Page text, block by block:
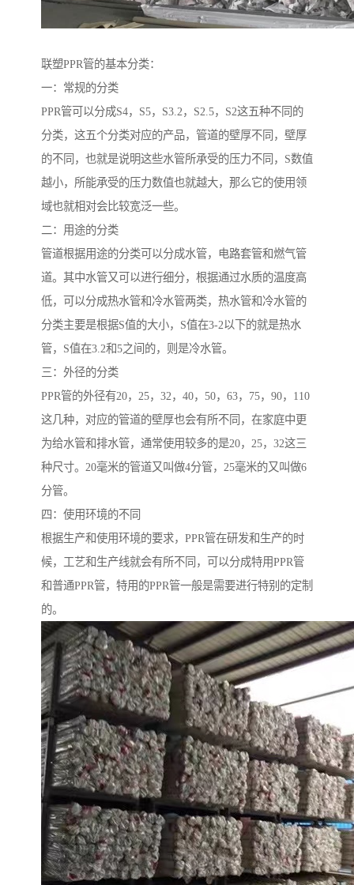
联塑PPR管的基本分类：
一：常规的分类
PPR管可以分成S4，S5，S3.2，S2.5，S2这五种不同的
分类，这五个分类对应的产品，管道的壁厚不同，壁厚
的不同，也就是说明这些水管所承受的压力不同，S数值
越小，所能承受的压力数值也就越大，那么它的使用领
域也就相对会比较宽泛一些。
二：用途的分类
管道根据用途的分类可以分成水管，电路套管和燃气管
道。其中水管又可以进行细分，根据通过水质的温度高
低，可以分成热水管和冷水管两类，热水管和冷水管的
分类主要是根据S值的大小，S值在3-2以下的就是热水
管，S值在3.2和5之间的，则是冷水管。
三：外径的分类
PPR管的外径有20，25，32，40，50，63，75，90，110
这几种，对应的管道的壁厚也会有所不同，在家庭中更
为给水管和排水管，通常使用较多的是20，25，32这三
种尺寸。20毫米的管道又叫做4分管，25毫米的又叫做6
分管。
四：使用环境的不同
根据生产和使用环境的要求，PPR管在研发和生产的时
候，工艺和生产线就会有所不同，可以分成特用PPR管
和普通PPR管，特用的PPR管一般是需要进行特别的定制
的。